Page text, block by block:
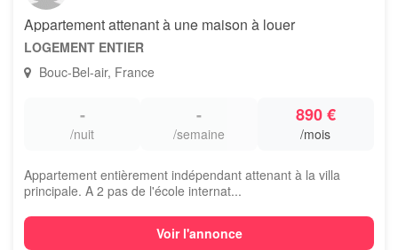
Appartement attenant à une maison à louer
LOGEMENT ENTIER
Bouc-Bel-air, France
-
/nuit
-
/semaine
890 €
/mois
Appartement entièrement indépendant attenant à la villa
principale. A 2 pas de l'école internat...
Voir l'annonce